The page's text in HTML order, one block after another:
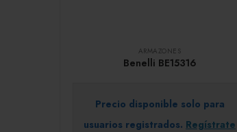
ARMAZONES
Benelli BE15316
Precio disponible solo para
usuarios registrados. Regístrate